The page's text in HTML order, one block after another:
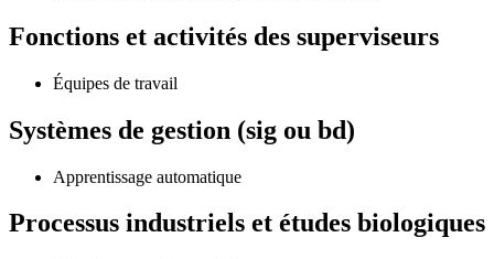
Fonctions et activités des superviseurs
Équipes de travail
Systèmes de gestion (sig ou bd)
Apprentissage automatique
Processus industriels et études biologiques